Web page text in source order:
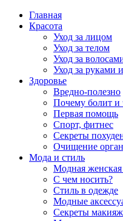
Главная
Красота
Уход за лицом
Уход за телом
Уход за
Уход за руками
Здоровье
Вредно-полезно
Почему болит и
Первая помощь
Спорт, фитнес
Секреты
Очищение
Мода и стиль
Модная
С чем носить?
Стиль в одежде
Модные
Секреты